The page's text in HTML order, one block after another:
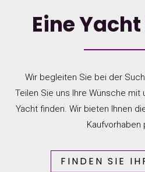
Eine
Wir begleiten Sie bei der
Teilen Sie uns Ihre Wünsche mit
Yacht finden. Wir bieten Ihnen
Kaufvorhaben
FINDEN SIE